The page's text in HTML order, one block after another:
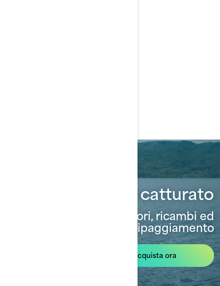
Ti abbiamo catturato
Accessori, ricambi ed
equipaggiamento
Acquista ora